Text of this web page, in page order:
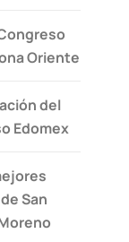
Oriente
del
Edomex
San